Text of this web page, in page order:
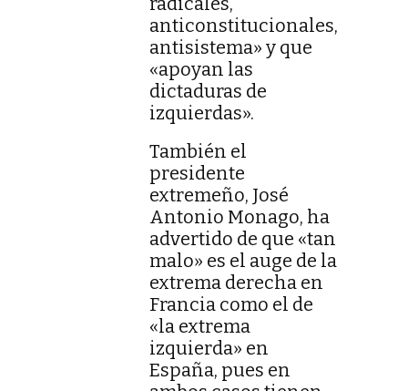
anticonstitucionales,
antisistema» y que
«apoyan las
dictaduras de
izquierdas».
También el
presidente
extremeño, José
Antonio Monago, ha
advertido de que «tan
malo» es el auge de la
extrema derecha en
Francia como el de
«la extrema
izquierda» en
España, pues en